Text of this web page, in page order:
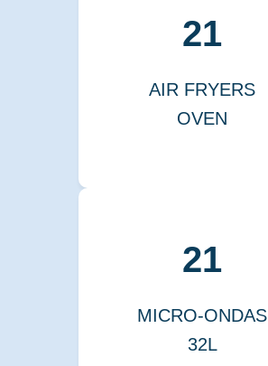
21
AIR FRYERS
OVEN
21
MICRO-ONDAS
32L